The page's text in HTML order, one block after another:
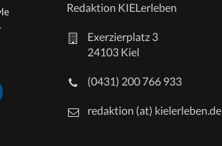
Redaktion KIELerleben
Exerzierplatz 3
24103 Kiel
(0431) 200 766 933
redaktion (at) kielerleben.de